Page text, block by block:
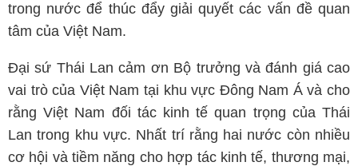
trong nước để thúc đẩy giải quyết các vấn đề quan
tâm của Việt Nam.
Đại sứ Thái Lan cảm ơn Bộ trưởng và đánh giá cao
vai trò của Việt Nam tại khu vực Đông Nam Á và cho
rằng Việt Nam đối tác kinh tế quan trọng của Thái
Lan trong khu vực. Nhất trí rằng hai nước còn nhiều
cơ hội và tiềm năng cho hợp tác kinh tế, thương mại,